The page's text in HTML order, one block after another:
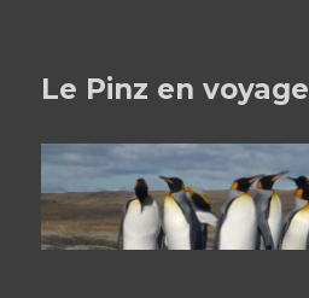
Le Pinz en voyage